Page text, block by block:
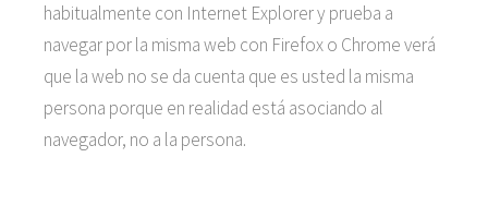
habitualmente con Internet Explorer y prueba a
navegar por la misma web con Firefox o Chrome verá
que la web no se da cuenta que es usted la misma
persona porque en realidad está asociando al
navegador, no a la persona.